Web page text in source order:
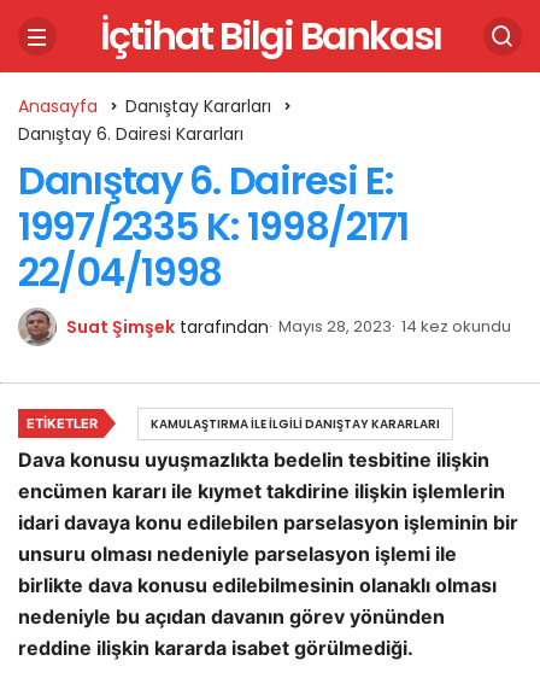
İçtihat Bilgi Bankası
Anasayfa
Danıştay Kararları
Danıştay 6. Dairesi Kararları
Danıştay 6. Dairesi E:
1997/2335 K: 1998/2171
22/04/1998
Suat Şimşek tarafından Mayıs 28, 2023 14 kez okundu
Dava konusu uyuşmazlıkta bedelin tesbitine ilişkin
encümen kararı ile kıymet takdirine ilişkin işlemlerin
idari davaya konu edilebilen parselasyon işleminin bir
unsuru olması nedeniyle parselasyon işlemi ile
birlikte dava konusu edilebilmesinin olanaklı olması
nedeniyle bu açıdan davanın görev yönünden
reddine ilişkin kararda isabet görülmediği.
ETIKETLER KAMULAŞTIRMA İLE İLGILI DANIŞTAY KARARLARI